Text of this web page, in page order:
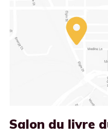
Salon du livre